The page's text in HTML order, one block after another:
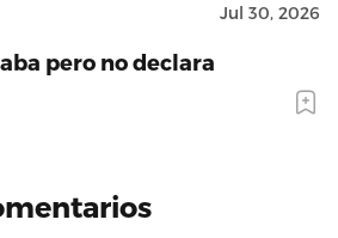
Jul 30, 2026
pero no declara